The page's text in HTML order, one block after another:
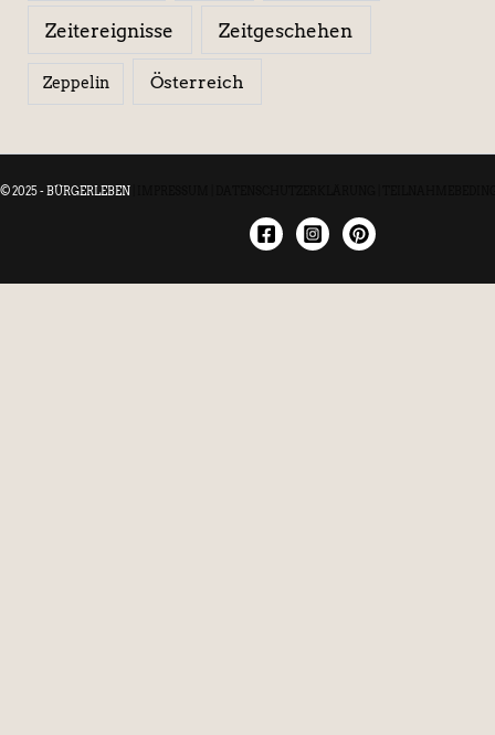
Zeitereignisse Zeitgeschehen
Zeppelin Österreich
© 2025 - BÜRGERLEBEN